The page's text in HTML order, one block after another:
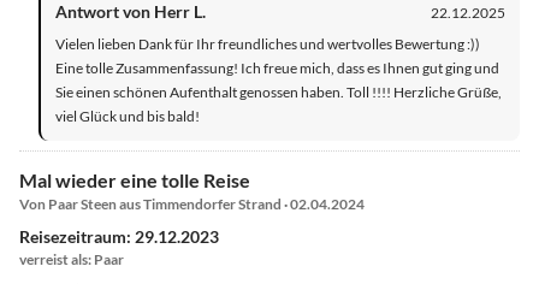
Antwort von Herr L.
22.12.2025
Vielen lieben Dank für Ihr freundliches und wertvolles Bewertung :))
Eine tolle Zusammenfassung! Ich freue mich, dass es Ihnen gut ging und
Sie einen schönen Aufenthalt genossen haben. Toll !!!! Herzliche Grüße,
viel Glück und bis bald!
Mal wieder eine tolle Reise
Von Paar Steen aus Timmendorfer Strand · 02.04.2024
Reisezeitraum: 29.12.2023
verreist als: Paar